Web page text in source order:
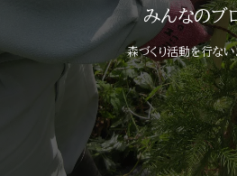
みんなのブ
森づくり活動を行ない